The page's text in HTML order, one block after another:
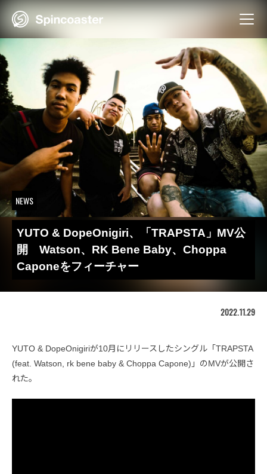
Skip
content
NEWS
YUTO & DopeOnigiri、「TRAPSTA」MV公
開 Watson、RK Bene Baby、Choppa
Caponeをフィーチャー
2022.11.29
YUTO & DopeOnigiriが10月にリリースしたシングル「TRAPSTA
(feat. Watson, rk bene baby & Choppa Capone)」のMVが公開さ
れた。